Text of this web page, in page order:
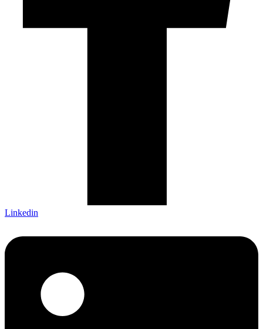
Linkedin